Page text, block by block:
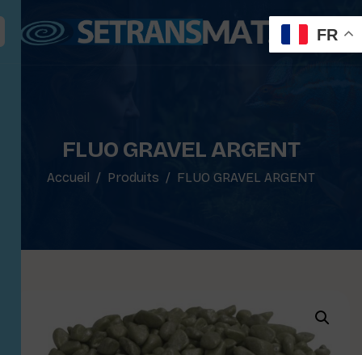
FLUO GRAVEL ARGENT
Accueil Produits FLUO GRAVEL ARGENT
FR